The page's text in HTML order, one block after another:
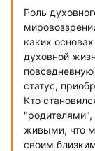
Роль
каких
духовной
статус,
Кто
"родителями",
живыми, что
своим